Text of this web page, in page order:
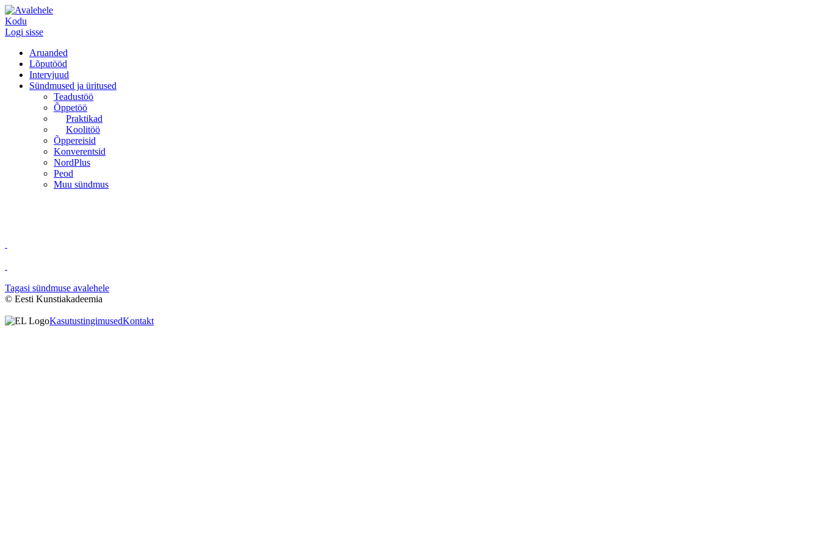
Kodu
Logi sisse
Aruanded
Lõputööd
Intervjuud
Sündmused ja üritused
Teadustöö
Õppetöö
Praktikad
Koolitöö
Õppereisid
Konverentsid
NordPlus
Peod
Muu sündmus
Tagasi sündmuse avalehele
© Eesti Kunstiakadeemia
KasutustingimusedKontakt